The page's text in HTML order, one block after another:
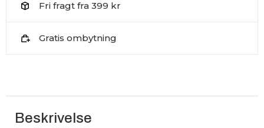
Fri fragt fra 399 kr
Gratis ombytning
Beskrivelse